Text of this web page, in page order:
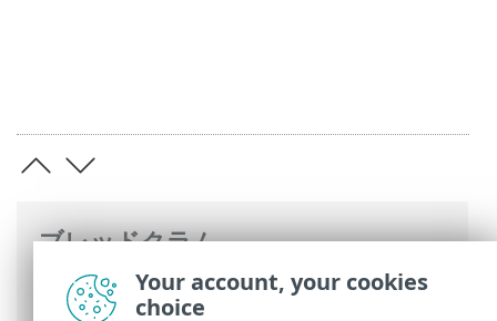
ブレッドクラム
ESETオンラインヘルプ>ESET PROTECT
Your account, your cookies
choice